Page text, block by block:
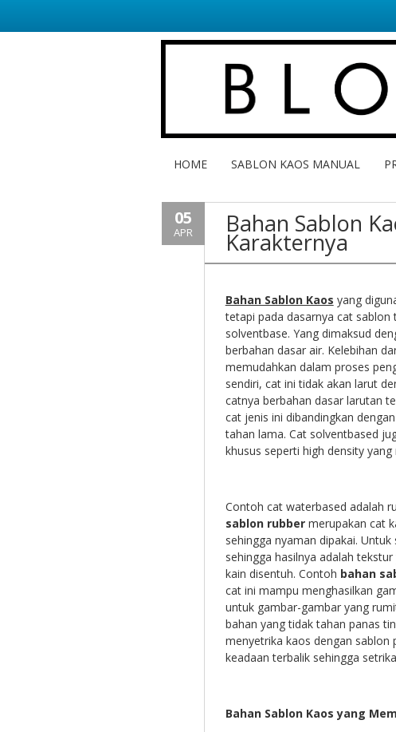
HOME SABLON KAOS MANUAL
05
APR Bahan Sablon
Karakternya
Bahan Sablon Kaos yang
tetapi pada dasarnya cat
solventbase. Yang dimaksud
berbahan dasar air. Kelebihan
memudahkan dalam proses
sendiri, cat ini tidak akan larut
catnya berbahan dasar larutan
cat jenis ini dibandingkan
tahan lama. Cat solventbased
khusus seperti high density
Contoh cat waterbased adalah
sablon rubber merupakan cat
sehingga nyaman dipakai.
sehingga hasilnya adalah
kain disentuh. Contoh bahan
cat ini mampu menghasilkan
untuk gambar-gambar yang
bahan yang tidak tahan panas
menyetrika kaos dengan sablon
keadaan terbalik sehingga
Bahan Sablon Kaos yang